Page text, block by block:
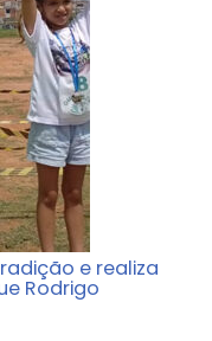
e realiza
Rodrigo